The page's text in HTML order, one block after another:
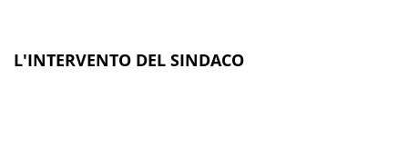
L'INTERVENTO DEL SINDACO